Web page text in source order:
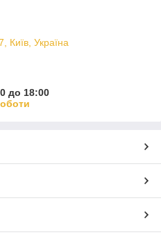
Київ, Україна
до 18:00